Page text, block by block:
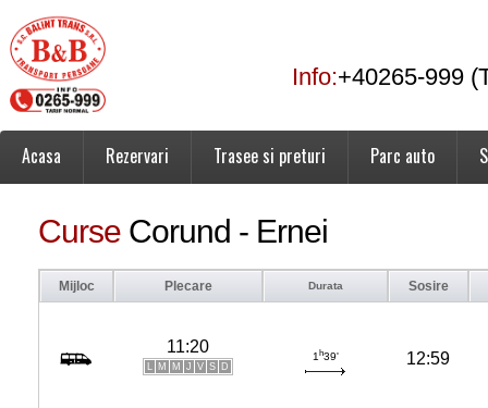
Info:+40265-999
Acasa Rezervari Trasee si preturi Parc auto
Curse Corund - Ernei
Mijloc Plecare Durata Sosire
11:20
L M M J V S D
1 h39' 12:59